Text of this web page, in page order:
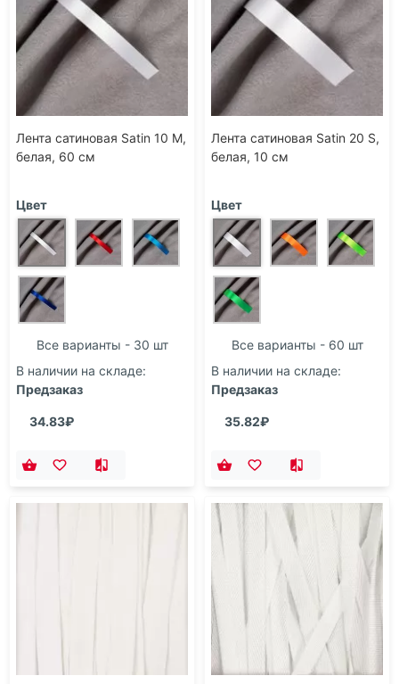
Лента сатиновая Satin 10 М,
белая, 60 см
Цвет
Все варианты - 30 шт
В наличии на складе:
Предзаказ
34.83₽
Лента сатиновая Satin 20 S,
белая, 10 см
Цвет
Все варианты - 60 шт
В наличии на складе:
Предзаказ
35.82₽